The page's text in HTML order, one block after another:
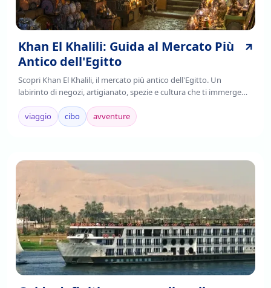
Khan El Khalili: Guida al Mercato Più
Antico dell'Egitto
Scopri Khan El Khalili, il mercato più antico dell'Egitto. Un
labirinto di negozi, artigianato, spezie e cultura che ti immerge
nell'autenticità cairota. Leggi!
viaggio
cibo avventure